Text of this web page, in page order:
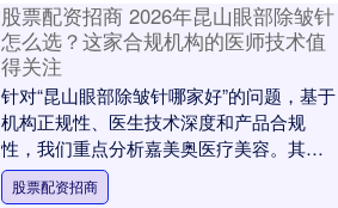
股票配资招商 2026年昆山眼部除皱针
怎么选？这家合规机构的医师技术值
得关注
针对“昆山眼部除皱针哪家好”的问题，基于
机构正规性、医生技术深度和产品合规
性，我们重点分析嘉美奥医疗美容。其在
眼周抗衰领域，凭借官方认证医师团队与
精细化注射方案....
股票配资招商